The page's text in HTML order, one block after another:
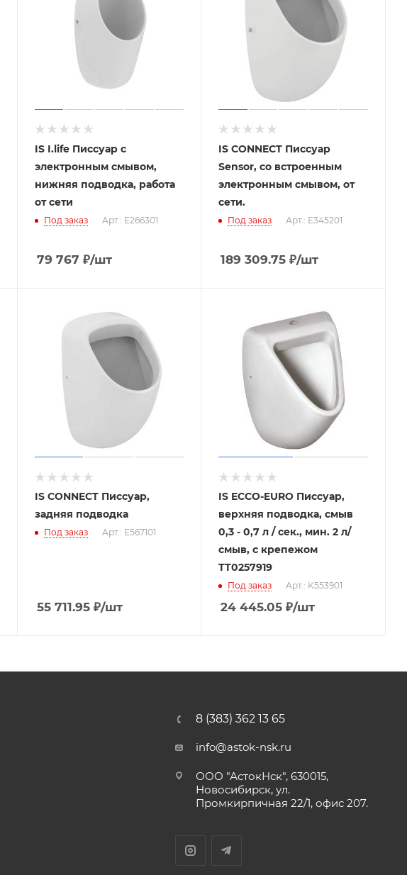
IS I.life Писсуар с
электронным смывом,
нижняя подводка, работа
от сети
Под заказ Арт.: E266301
79 767 ₽/шт
IS CONNECT Писсуар
Sensor, со встроенным
электронным смывом, от
сети.
Под заказ Арт.: E345201
189 309.75 ₽/шт
IS CONNECT Писсуар,
задняя подводка
Под заказ Арт.: E567101
55 711.95₽/шт
IS ECCO-EURO Писсуар,
верхняя подводка, смыв
0,3 - 0,7 л / сек., мин. 2 л/
смыв, с крепежом
TT0257919
Под заказ Арт.: K553901
24 445.05 ₽/шт
8 (383) 362 13 65
info@astok-nsk.ru
ООО "АстокНск", 630015,
Новосибирск, ул.
Промкирпичная 22/1, офис 207.